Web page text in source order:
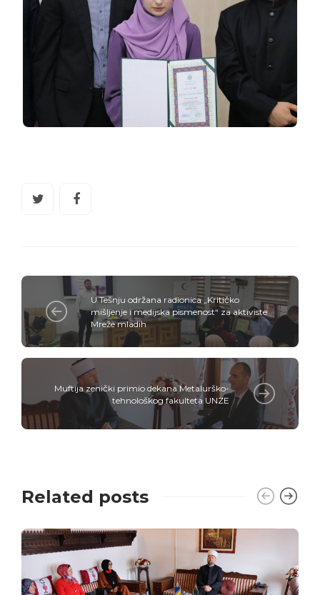
U Tešnju održana radionica „Kritičko
mišljenje i medijska pismenost“ za aktiviste
Mreže mladih
Muftija zenički primio dekana Metalurško-
tehnološkog fakulteta UNZE
Related posts